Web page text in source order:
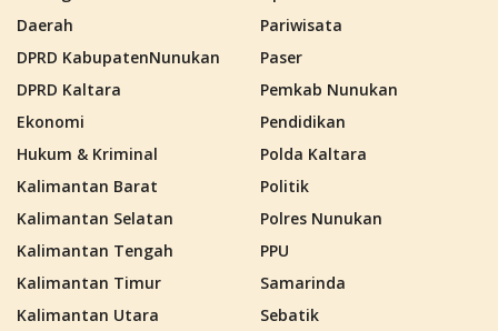
Daerah
DPRD KabupatenNunukan
DPRD Kaltara
Ekonomi
Hukum & Kriminal
Kalimantan Barat
Kalimantan Selatan
Kalimantan Tengah
Kalimantan Timur
Kalimantan Utara
Pariwisata
Paser
Pemkab Nunukan
Pendidikan
Polda Kaltara
Politik
Polres Nunukan
PPU
Samarinda
Sebatik